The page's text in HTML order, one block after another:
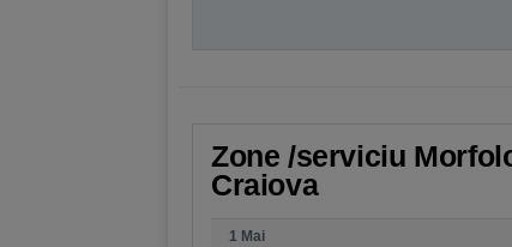
Zone /serviciu
Craiova
1 Mai